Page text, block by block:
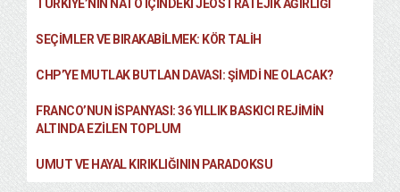
TÜRKIYE’NIN NATO İÇINDEKI JEOSTRATEJIK AĞIRLIĞI
SEÇIMLER VE BIRAKABILMEK: KÖR TALIH
CHP’YE MUTLAK BUTLAN DAVASI: ŞİMDİ NE OLACAK?
FRANCO’NUN İSPANYASI: 36 YILLIK BASKICI REJIMIN
ALTINDA EZILEN TOPLUM
UMUT VE HAYAL KIRIKLIĞININ PARADOKSU